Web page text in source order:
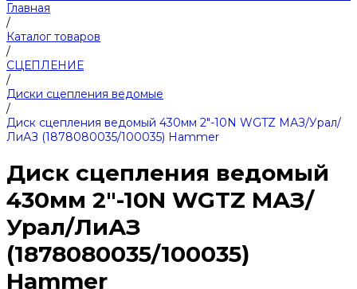
Главная
/
Каталог товаров
/
СЦЕПЛЕНИЕ
/
Диски сцепления ведомые
/
Диск сцепления ведомый 430мм 2"-10N WGTZ МАЗ/Урал/
ЛиАЗ (1878080035/100035) Hammer
Диск сцепления ведомый
430мм 2"-10N WGTZ МАЗ/
Урал/ЛиАЗ
(1878080035/100035)
Hammer